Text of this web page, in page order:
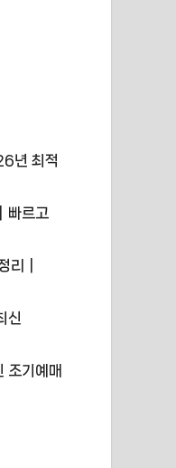
년 최적
빠르고
리｜
신
조기예매